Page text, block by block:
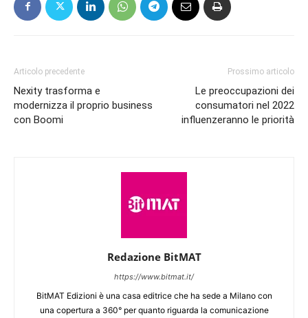
Articolo precedente
Nexity trasforma e
modernizza il proprio business
con Boomi
Prossimo articolo
Le preoccupazioni dei
consumatori nel 2022
influenzeranno le priorità
Redazione BitMAT
https://www.bitmat.it/
BitMAT Edizioni è una casa editrice che ha sede a Milano con
una copertura a 360° per quanto riguarda la comunicazione